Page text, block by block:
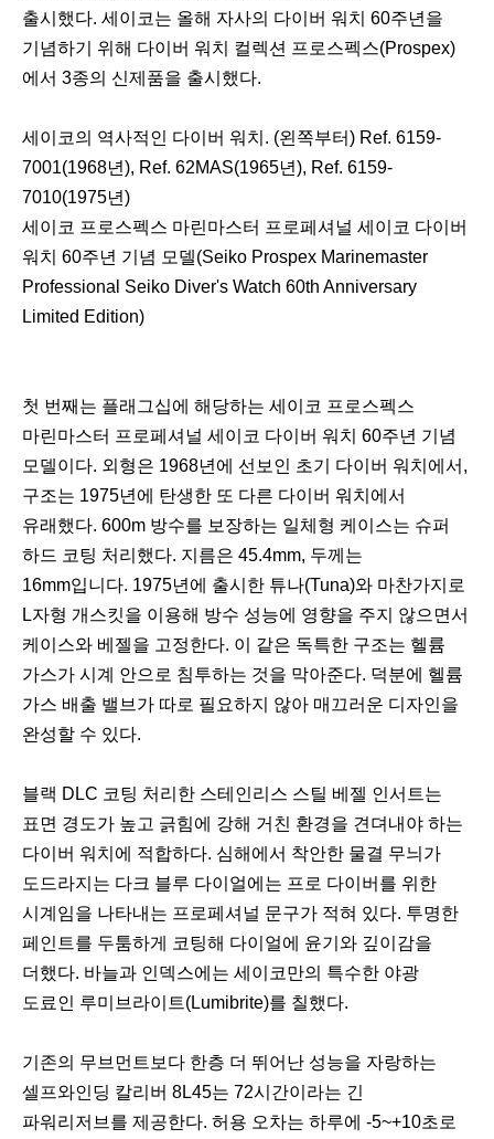
출시했다. 세이코는 올해 자사의 다이버 워치 60주년을
기념하기 위해 다이버 워치 컬렉션 프로스펙스(Prospex)
에서 3종의 신제품을 출시했다.
세이코의 역사적인 다이버 워치. (왼쪽부터) Ref. 6159-
7001(1968년), Ref. 62MAS(1965년), Ref. 6159-
7010(1975년)
세이코 프로스펙스 마린마스터 프로페셔널 세이코 다이버
워치 60주년 기념 모델(Seiko Prospex Marinemaster
Professional Seiko Diver's Watch 60th Anniversary
Limited Edition)
첫 번째는 플래그십에 해당하는 세이코 프로스펙스
마린마스터 프로페셔널 세이코 다이버 워치 60주년 기념
모델이다. 외형은 1968년에 선보인 초기 다이버 워치에서,
구조는 1975년에 탄생한 또 다른 다이버 워치에서
유래했다. 600m 방수를 보장하는 일체형 케이스는 슈퍼
하드 코팅 처리했다. 지름은 45.4mm, 두께는
16mm입니다. 1975년에 출시한 튜나(Tuna)와 마찬가지로
L자형 개스킷을 이용해 방수 성능에 영향을 주지 않으면서
케이스와 베젤을 고정한다. 이 같은 독특한 구조는 헬륨
가스가 시계 안으로 침투하는 것을 막아준다. 덕분에 헬륨
가스 배출 밸브가 따로 필요하지 않아 매끄러운 디자인을
완성할 수 있다.
블랙 DLC 코팅 처리한 스테인리스 스틸 베젤 인서트는
표면 경도가 높고 긁힘에 강해 거친 환경을 견뎌내야 하는
다이버 워치에 적합하다. 심해에서 착안한 물결 무늬가
도드라지는 다크 블루 다이얼에는 프로 다이버를 위한
시계임을 나타내는 프로페셔널 문구가 적혀 있다. 투명한
페인트를 두툼하게 코팅해 다이얼에 윤기와 깊이감을
더했다. 바늘과 인덱스에는 세이코만의 특수한 야광
도료인 루미브라이트(Lumibrite)를 칠했다.
기존의 무브먼트보다 한층 더 뛰어난 성능을 자랑하는
셀프와인딩 칼리버 8L45는 72시간이라는 긴
파워리저브를 제공한다. 허용 오차는 하루에 -5~+10초로